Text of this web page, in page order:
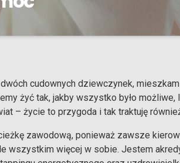
zaprasza Cię do odkrywania pełni swojego
aby twoje życie było autentyczne i pełne
cudownych dziewczynek,
żyć tak, jakby wszystko było możliwe,
– życie to przygoda i tak traktuję
zawodową, ponieważ zawsze
wszystkim więcej w sobie. Jestem